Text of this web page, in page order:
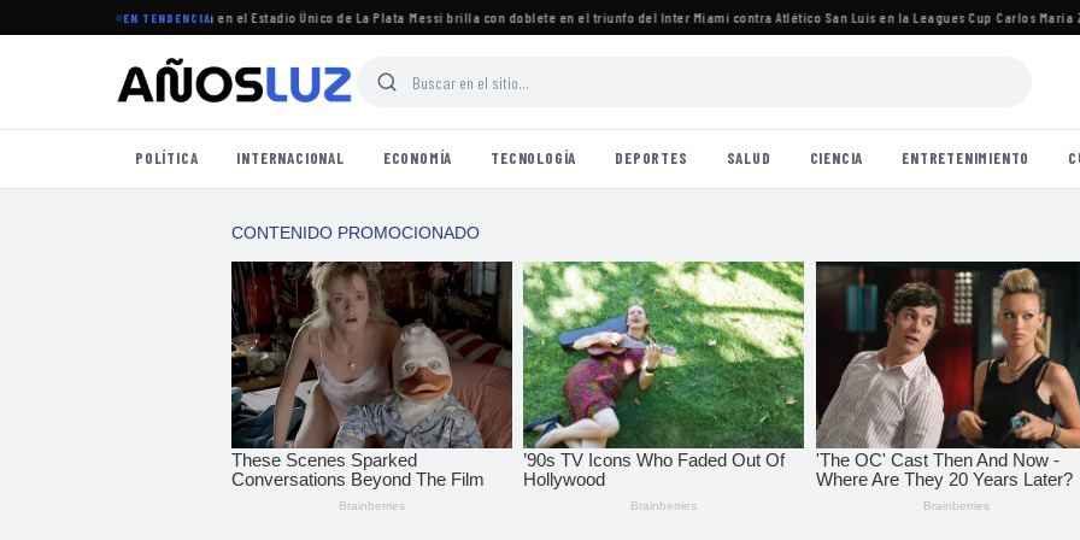
EN TENDENCIA
Clausura 2026 se jugará en el Estadio Único de La Plata·Messi brilla con doblete en el triunfo del Inter Miami contra Atlético San Luis en la Leagues Cup·Carlos María
POLÍTICA INTERNACIONAL ECONOMÍA TECNOLOGÍA DEPORTES SALUD CIENCIA ENTRETENIMIENTO